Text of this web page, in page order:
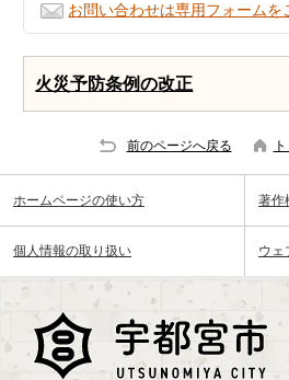
お問い合わせは専用フォームを
火災予防条例の改正
前のページへ戻る
ホームページの使い方 著作
個人情報の取り扱い ウェ